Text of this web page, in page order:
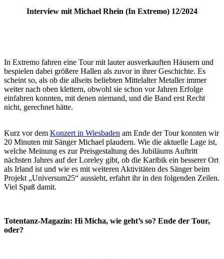
Interview mit Michael Rhein (In Extremo) 12/2024
In Extremo fahren eine Tour mit lauter ausverkauften Häusern und
bespielen dabei größere Hallen als zuvor in ihrer Geschichte. Es
scheint so, als ob die allseits beliebten Mittelalter Metaller immer
weiter nach oben klettern, obwohl sie schon vor Jahren Erfolge
einfahren konnten, mit denen niemand, und die Band erst Recht
nicht, gerechnet hätte.
Kurz vor dem Konzert in Wiesbaden am Ende der Tour konnten wir
20 Minuten mit Sänger Michael plaudern. Wie die aktuelle Lage ist,
welche Meinung es zur Preisgestaltung des Jubiläums Auftritt
nächsten Jahres auf der Loreley gibt, ob die Karibik ein besserer Ort
als Irland ist und wie es mit weiteren Aktivitäten des Sänger beim
Projekt „Universum25“ aussieht, erfahrt ihr in den folgenden Zeilen.
Viel Spaß damit.
Totentanz-Magazin: Hi Micha, wie geht’s so? Ende der Tour,
oder?